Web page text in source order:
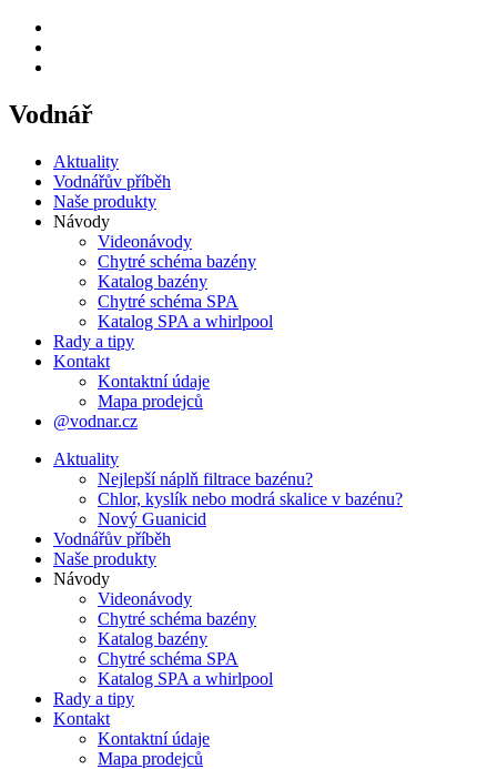
Vodnář
Aktuality
Vodnářův příběh
Naše produkty
Návody
Videonávody
Chytré schéma bazény
Katalog bazény
Chytré schéma SPA
Katalog SPA a whirlpool
Rady a tipy
Kontakt
Kontaktní údaje
Mapa prodejců
@vodnar.cz
Aktuality
Nejlepší náplň filtrace bazénu?
Chlor, kyslík nebo modrá skalice v bazénu?
Nový Guanicid
Vodnářův příběh
Naše produkty
Návody
Videonávody
Chytré schéma bazény
Katalog bazény
Chytré schéma SPA
Katalog SPA a whirlpool
Rady a tipy
Kontakt
Kontaktní údaje
Mapa prodejců